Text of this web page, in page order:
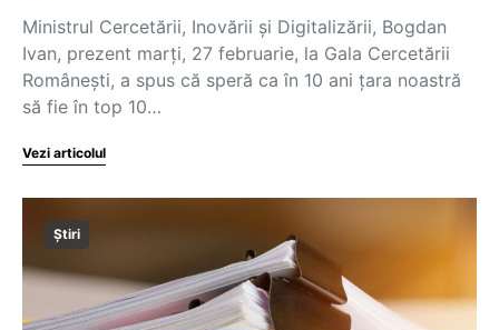
Ministrul Cercetării, Inovării și Digitalizării, Bogdan
Ivan, prezent marți, 27 februarie, la Gala Cercetării
Românești, a spus că speră ca în 10 ani țara noastră
să fie în top 10…
Vezi articolul
Știri